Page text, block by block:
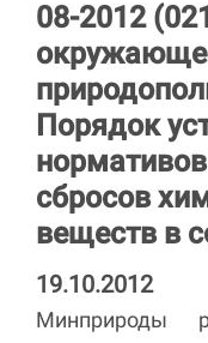
08-2012
Порядок
сбросов
веществ в
19.10.2012
Минприроды